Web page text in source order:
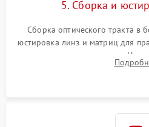
5. Сборка и
Сборка оптического тракта в
юстировка линз и матриц для
и устранения размытия.
шлейфов, установка